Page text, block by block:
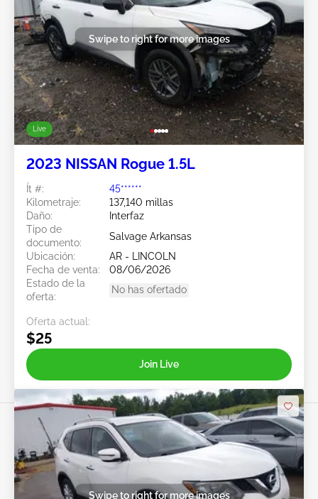
Live
Swipe to right for more images
2023 NISSAN Rogue 1.5L
Ít #:
45******
Kilometraje:
137,140 millas
Daño:
Interfaz
Tipo de
documento:
Salvage Arkansas
Ubicación:
AR - LINCOLN
Fecha de venta:
08/06/2026
Estado de la
oferta:
No has ofertado
Oferta actual:
$25
Join Live
Swipe to right for more images